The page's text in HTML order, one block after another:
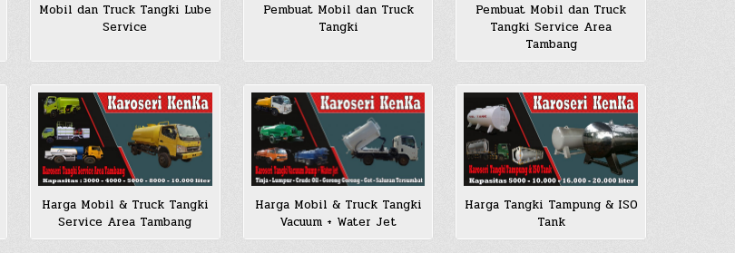
Mobil dan Truck Tangki Lube
Service
Pembuat Mobil dan Truck
Tangki
Pembuat Mobil dan Truck
Tangki Service Area
Tambang
Harga Mobil & Truck Tangki
Service Area Tambang
Harga Mobil & Truck Tangki
Vacuum + Water Jet
Harga Tangki Tampung & ISO
Tank